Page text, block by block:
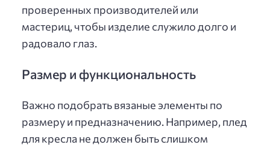
проверенных производителей или
мастериц, чтобы изделие служило долго и
радовало глаз.
Размер и функциональность
Важно подобрать вязаные элементы по
размеру и предназначению. Например, плед
для кресла не должен быть слишком